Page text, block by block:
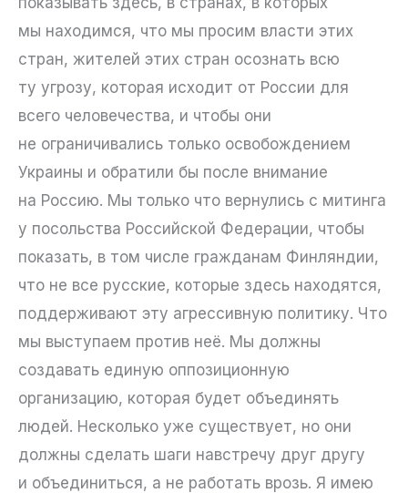
мы находимся, что мы просим власти этих
стран, жителей этих стран осознать всю
ту угрозу, которая исходит от России для
всего человечества, и чтобы они
не ограничивались только освобождением
Украины и обратили бы после внимание
на Россию. Мы только что вернулись с митинга
у посольства Российской Федерации, чтобы
показать, в том числе гражданам Финляндии,
что не все русские, которые здесь находятся,
поддерживают эту агрессивную политику. Что
мы выступаем против неё. Мы должны
создавать единую оппозиционную
организацию, которая будет объединять
людей. Несколько уже существует, но они
должны сделать шаги навстречу друг другу
и объединиться, а не работать врозь. Я имею